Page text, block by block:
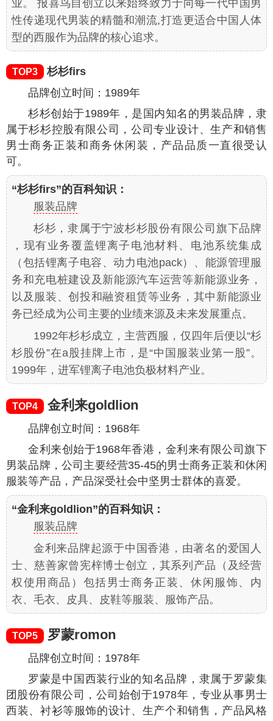
业。 报喜鸟自创立以来始终致力于向每一代中国男
性传递现代男装的精髓和潮流,打造更适合中国人体
型的西服作为品牌的核心追求。
TOP3 杉杉firs
品牌创立时间：1989年
杉杉创始于1989年，是国内知名的男装品牌，隶
属于杉杉控股有限公司，公司专业设计、生产和销售
男士商务正装和商务休闲装，产品品质一直很受认
可。
“杉杉firs”的百科知识：
服装品牌
杉杉，隶属于宁波杉杉股份有限公司旗下品牌
，现有业务覆盖锂离子电池材料、电池系统集成
（包括锂离子电容、动力电池pack）、能源管理服
务和充电桩建设及新能源汽车运营等新能源业务，
以及服装、创投和融资租赁等业务，其中新能源业
务已经成为公司主要的业绩来源及未来发展重点。
1992年杉杉成立，主营西服，仅四年后便以“杉
杉股份”在a股挂牌上市，是“中国服装业第一股”。
1999年，进军锂离子电池负极材料产业。
TOP4 金利来goldlion
品牌创立时间：1968年
金利来创始于1968年香港，金利来有限公司旗下
男装品牌，公司主要经营35-45的男士商务正装和休闲
服装等产品，产品深受社会中坚男士群体的喜爱。
“金利来goldlion”的百科知识：
服装品牌
金利来品牌起源于中国香港，由著名的爱国人
士、慈善家曾宪梓博士创立，其系列产品（及经营
权使用商品）包括男士商务正装、休闲服饰、内
衣、毛衣、皮具、皮鞋等服装、服饰产品。
TOP5 罗蒙romon
品牌创立时间：1978年
罗蒙是中国西装行业的知名品牌，隶属于罗蒙集
团股份有限公司，公司始创于1978年，专业从事男士
西装、衬衫等服饰的设计、生产个和销售，产品风格